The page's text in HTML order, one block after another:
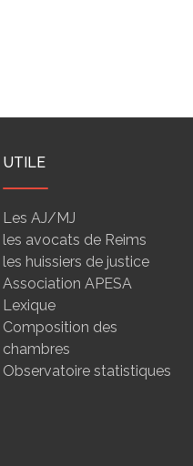
UTILE
Les AJ/MJ
les avocats de Reims
les huissiers de justice
Association APESA
Lexique
Composition des
chambres
Observatoire statistiques